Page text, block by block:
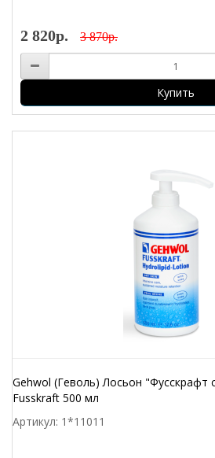
2 820р. 3 870р.
Купить
Gehwol (Геволь) Лосьон "Фусскрафт
Fusskraft 500 мл
Артикул: 1*11011